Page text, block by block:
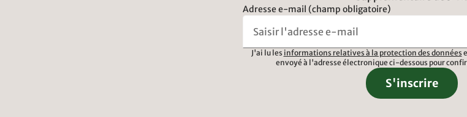
Adresse e-mail (champ obligatoire)
J'ai lu les informations relatives à la protection des données
envoyé à l'adresse électronique ci-dessous pour
S'inscrire